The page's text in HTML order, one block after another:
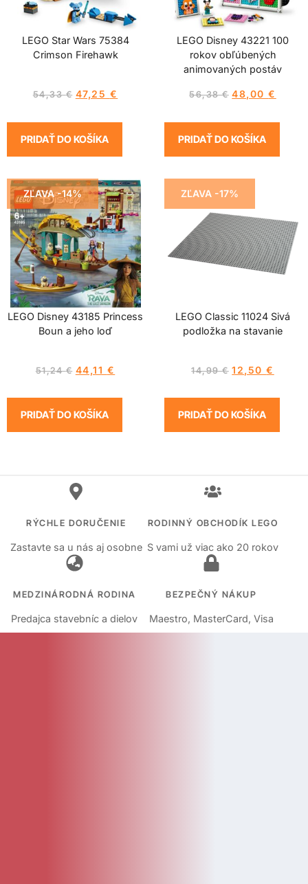
LEGO Star Wars 75384
Crimson Firehawk
54,33€ 47,25 €
PRIDAŤ DO KOŠÍKA
LEGO Disney 43221 100
rokov obľúbených
animovaných postáv
56,38€ 48,00€
PRIDAŤ DO KOŠÍKA
ZĽAVA -14%
LEGO Disney 43185 Princess
Boun a jeho loď
51,24€ 44,11 €
PRIDAŤ DO KOŠÍKA
ZĽAVA -17%
LEGO Classic 11024 Sivá
podložka na stavanie
14,99€ 12,50€
PRIDAŤ DO KOŠÍKA
RÝCHLE DORUČENIE
Zastavte sa u nás aj osobne
RODINNÝ OBCHODÍK LEGO
S vami už viac ako 20 rokov
MEDZINÁRODNÁ RODINA
Predajca stavebníc a dielov
BEZPEČNÝ NÁKUP
Maestro, MasterCard, Visa